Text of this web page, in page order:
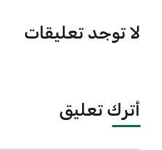
لا توجد تعليقات
أترك تعليق